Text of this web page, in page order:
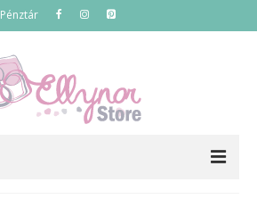
Pénztár